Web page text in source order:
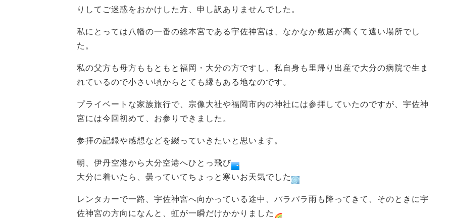
りしてご迷惑をおかけした方、申し訳ありませんでした。
私にとっては八幡の一番の総本宮である宇佐神宮は、なかなか敷居が高くて遠い場所でし
た。
私の父方も母方ももともと福岡・大分の方ですし、私自身も里帰り出産で大分の病院で生ま
れているので小さい頃からとても縁もある地なのです。
プライベートな家族旅行で、宗像大社や福岡市内の神社には参拝していたのですが、宇佐神
宮には今回初めて、お参りできました。
参拝の記録や感想などを綴っていきたいと思います。
朝、伊丹空港から大分空港へひとっ飛び
大分に着いたら、曇っていてちょっと寒いお天気でした
レンタカーで一路、宇佐神宮へ向かっている途中、パラパラ雨も降ってきて、そのときに宇
佐神宮の方向になんと、虹が一瞬だけかかりました